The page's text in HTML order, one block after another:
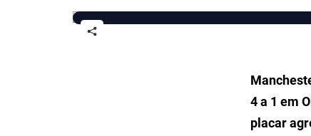
4 a 1 em
placar